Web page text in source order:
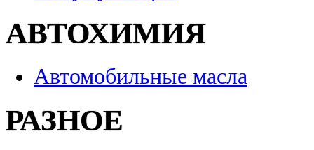
АВТОХИМИЯ
Автомобильные масла
РАЗНОЕ